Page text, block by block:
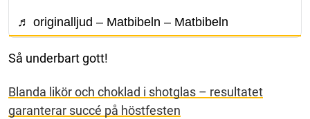
♬ originalljud – Matbibeln – Matbibeln
Så underbart gott!
Blanda likör och choklad i shotglas – resultatet
garanterar succé på höstfesten